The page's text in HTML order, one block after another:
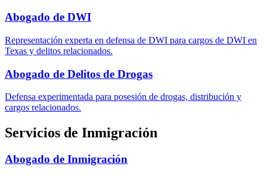
Abogado de DWI
Representación experta en defensa de DWI para cargos de DWI en
Texas y delitos relacionados.
Abogado de Delitos de Drogas
Defensa experimentada para posesión de drogas, distribución y
cargos relacionados.
Servicios de Inmigración
Abogado de Inmigración